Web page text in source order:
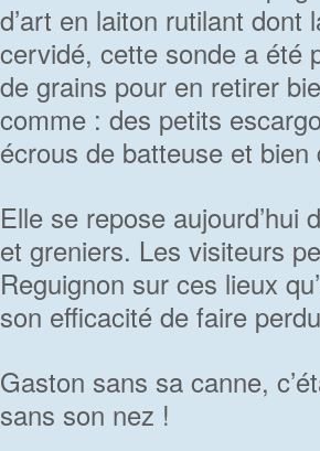
d’art en laiton rutilant dont
cervidé, cette sonde a été
de grains pour en retirer
comme : des petits
écrous de batteuse et bien
Elle se repose aujourd’hui
et greniers. Les visiteurs
Reguignon sur ces lieux
son efficacité de faire
Gaston sans sa canne,
sans son nez !